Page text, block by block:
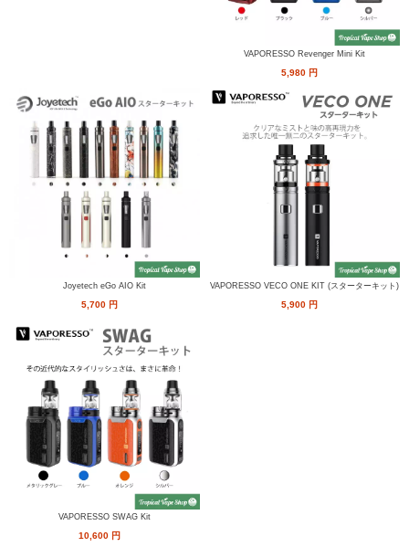
VAPORESSO Revenger Mini Kit
5,980 円
Joyetech eGo AIO Kit
5,700 円
VAPORESSO VECO ONE KIT (スターターキット)
5,900 円
VAPORESSO SWAG Kit
10,600 円